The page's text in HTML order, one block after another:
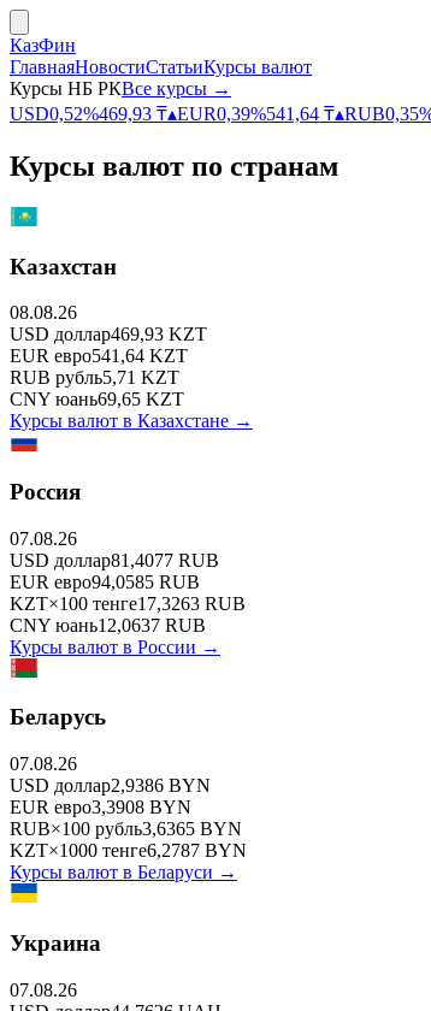
КазФин
ГлавнаяНовостиСтатьиКурсы валют
Курсы НБ РКВсе курсы →
USD0,52%469,93 ₸▴EUR0,39%541,64 ₸▴RUB0,35
Курсы валют по странам
Казахстан
08.08.26
USD доллар469,93 KZT
EUR евро541,64 KZT
RUB рубль5,71 KZT
CNY юань69,65 KZT
Курсы валют в Казахстане →
Россия
07.08.26
USD доллар81,4077 RUB
EUR евро94,0585 RUB
KZT×100 тенге17,3263 RUB
CNY юань12,0637 RUB
Курсы валют в России →
Беларусь
07.08.26
USD доллар2,9386 BYN
EUR евро3,3908 BYN
RUB×100 рубль3,6365 BYN
KZT×1000 тенге6,2787 BYN
Курсы валют в Беларуси →
Украина
07.08.26